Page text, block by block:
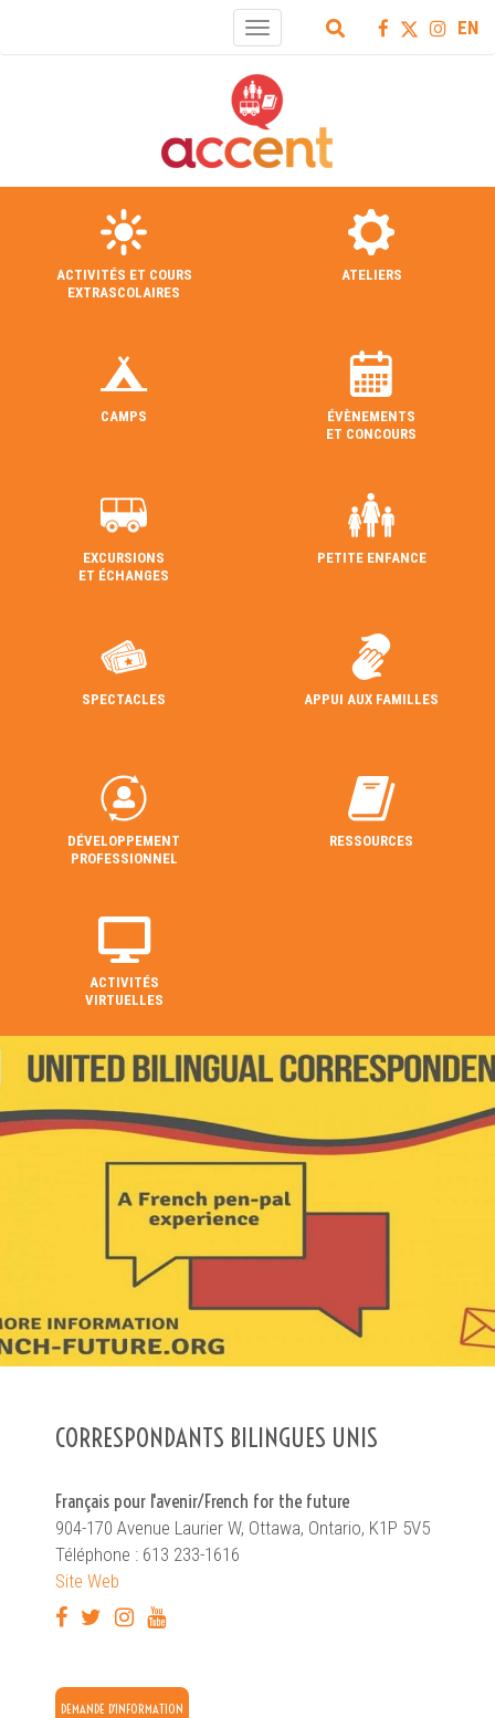
EN
Toggle
navigation
ACTIVITÉS ET COURS
EXTRASCOLAIRES
ATELIERS
CAMPS
ÉVÈNEMENTS
ET CONCOURS
EXCURSIONS
ET ÉCHANGES
PETITE ENFANCE
SPECTACLES APPUI AUX FAMILLES
DÉVELOPPEMENT
PROFESSIONNEL
RESSOURCES
ACTIVITÉS
VIRTUELLES
RECHERCHE DANS LE RÉPERTOIRE
Recherche avancée
CORRESPONDANTS BILINGUES UNIS
Français pour l'avenir/French for the future
904-170 Avenue Laurier W, Ottawa, Ontario, K1P 5V5
Téléphone : 613 233-1616
Site Web
DEMANDE D'INFORMATION